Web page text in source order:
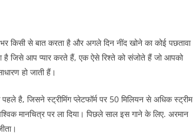
भर किसी से बात करता है और अगले दिन नींद खोने का कोई पछतावा
है जिसे आप प्यार करते हैं, एक ऐसे रिश्ते को संजोते हैं जो आपको
हो जाती हैं।
पहले है, जिसने स्ट्रीमिंग प्लेटफॉर्म पर 50 मिलियन से अधिक स्ट्रीम
मानचित्र पर ला दिया। पिछले साल इस गाने के लिए. अरमान